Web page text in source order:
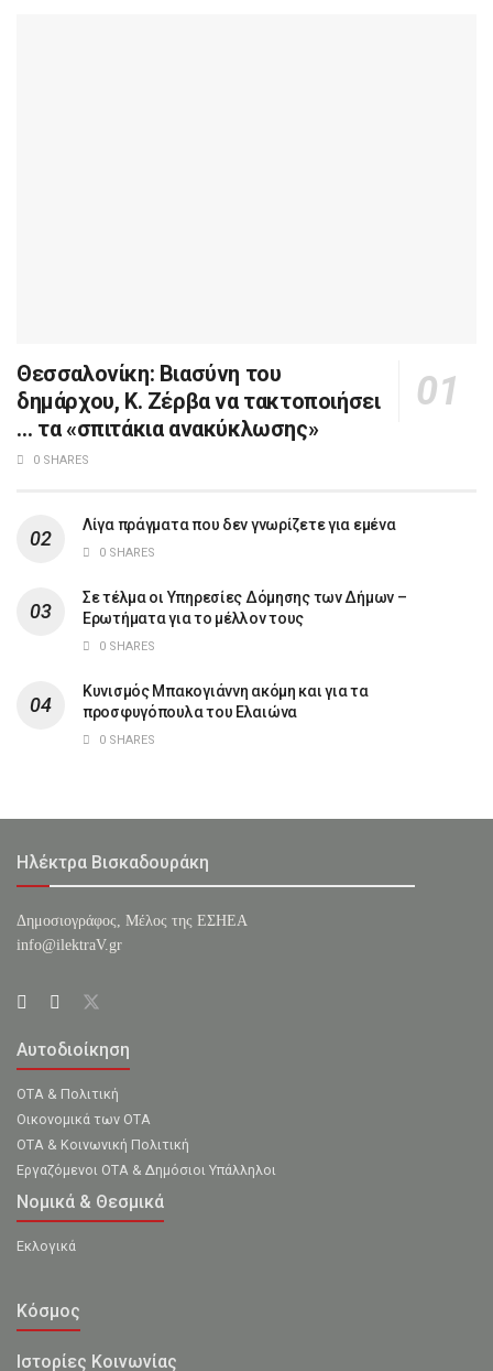
Θεσσαλονίκη: Βιασύνη του
δημάρχου, Κ. Ζέρβα να τακτοποιήσει
… τα «σπιτάκια ανακύκλωσης»
0 SHARES
Λίγα πράγματα που δεν γνωρίζετε για εμένα
0 SHARES
Σε τέλμα οι Υπηρεσίες Δόμησης των Δήμων –
Ερωτήματα για το μέλλον τους
0 SHARES
Κυνισμός Μπακογιάννη ακόμη και για τα
προσφυγόπουλα του Ελαιώνα
0 SHARES
Ηλέκτρα Βισκαδουράκη
Δημοσιογράφος, Μέλος της ΕΣHΕΑ
info@ilektraV.gr
Αυτοδιοίκηση
ΟΤΑ & Πολιτική
Οικονομικά των ΟΤΑ
ΟΤΑ & Κοινωνική Πολιτική
Εργαζόμενοι ΟΤΑ & Δημόσιοι Υπάλληλοι
Νομικά & Θεσμικά
Εκλογικά
Κόσμος
Ιστορίες Κοινωνίας